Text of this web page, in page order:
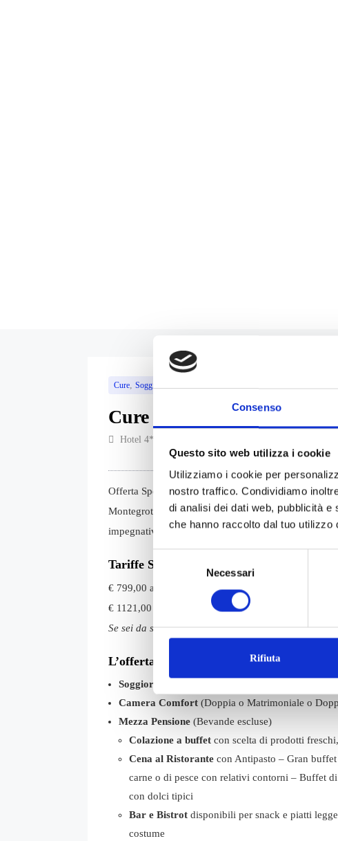
Consenso
Questo sito web utilizza i cookie
Utilizziamo i cookie per
nostro traffico. Condividiamo
di analisi dei dati web, pubblicità
che hanno raccolto dal tuo utilizzo
consenso
Necessari
Rifiuta
Cure, Soggiorno
Cure Termali Estate
Hotel 4* a Montegrotto Terme ai piedi dei Colli Euganei
Offerta Speciale Estate per una settima di
Montegrotto Terme (Padova). Tariffa Speciale per
impegnativa ASL e 6 massaggi da 25′ inclusi.
Tariffe Speciali 2 al 9 agosto 2026
€ 799,00 a persona con impegnativa ASL (ticket
€ 1121,00 a persona con cure a pagamento
Se sei da solo – MEGLIO! Supplemento Singola
L’offerta comprende a persona:
Soggiorno 8 giorni
Camera Comfort (Doppia o Matrimoniale o
Mezza Pensione (Bevande escluse)
Colazione a buffet con scelta di prodotti
Cena al Ristorante con Antipasto – Gran
carne o di pesce con relativi contorni – Buffet
con dolci tipici
Bar e Bistrot disponibili per snack e piatti
costume